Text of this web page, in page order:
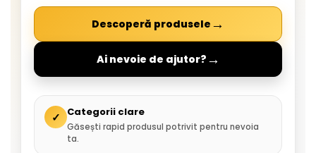
Descoperă produsele →
Ai nevoie de ajutor? →
✓ Categorii clare
Găsești rapid produsul potrivit pentru nevoia
ta.